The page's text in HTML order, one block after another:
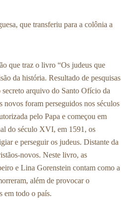
que transferiu para a colônia a
que traz o livro “Os judeus que
da história. Resultado de pesquisas
secreto arquivo do Santo Ofício da
novos foram perseguidos nos séculos
pelo Papa e começou em
do século XVI, em 1591, os
e perseguir os judeus. Distante da
novos. Neste livro, as
e Lina Gorenstein contam como a
além de provocar o
em todo o país.